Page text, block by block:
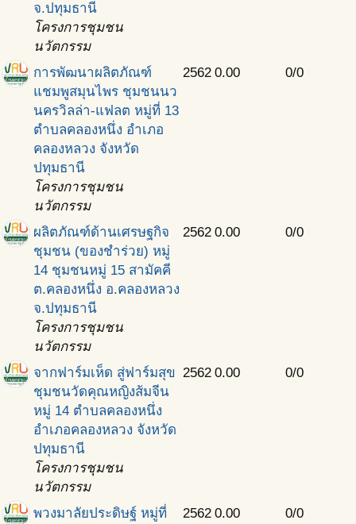
จ.ปทุมธานี
โครงการชุมชน
นวัตกรรม
การพัฒนาผลิตภัณฑ์
แชมพูสมุนไพร ชุมชนนว
นครวิลล่า-แฟลต หมู่ที่ 13
ตำบลคลองหนึ่ง อำเภอ
คลองหลวง จังหวัด
ปทุมธานี
โครงการชุมชน
นวัตกรรม
2562 0.00 0/0
ผลิตภัณฑ์ด้านเศรษฐกิจ
ชุมชน (ของชำร่วย) หมู่
14 ชุมชนหมู่ 15 สามัคคี
ต.คลองหนึ่ง อ.คลองหลวง
จ.ปทุมธานี
โครงการชุมชน
นวัตกรรม
2562 0.00 0/0
จากฟาร์มเห็ด สู่ฟาร์มสุข
ชุมชนวัดคุณหญิงส้มจีน
หมู่ 14 ตำบลคลองหนึ่ง
อำเภอคลองหลวง จังหวัด
ปทุมธานี
โครงการชุมชน
นวัตกรรม
2562 0.00 0/0
พวงมาลัยประดิษฐ์ หมู่ที่
2562 0.00 0/0